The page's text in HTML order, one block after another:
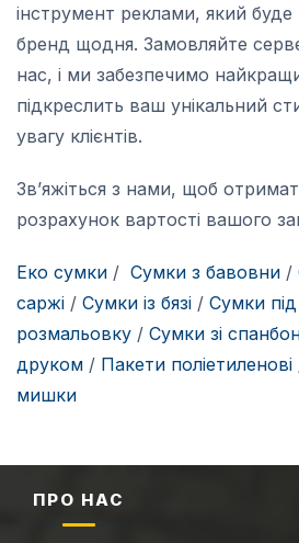
інструмент реклами, який
бренд щодня. Замовляйте
нас, і ми забезпечимо
підкреслить ваш унікальний
увагу клієнтів.
Зв’яжіться з нами, щоб
розрахунок вартості вашого
Еко сумки / Сумки з бавовни /
саржі / Сумки із бязі / Cумки під
розмальовку / Сумки зі
друком / Пакети поліетиленові
мишки
ПРО НАС